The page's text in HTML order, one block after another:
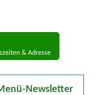
& Adresse
Newsletter